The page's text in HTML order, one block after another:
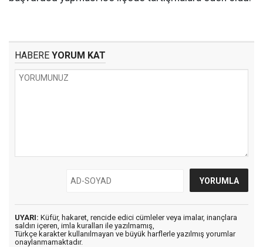
HABERE YORUM KAT
UYARI: Küfür, hakaret, rencide edici cümleler veya imalar, inançlara
saldırı içeren, imla kuralları ile yazılmamış,
Türkçe karakter kullanılmayan ve büyük harflerle yazılmış yorumlar
onaylanmamaktadır.